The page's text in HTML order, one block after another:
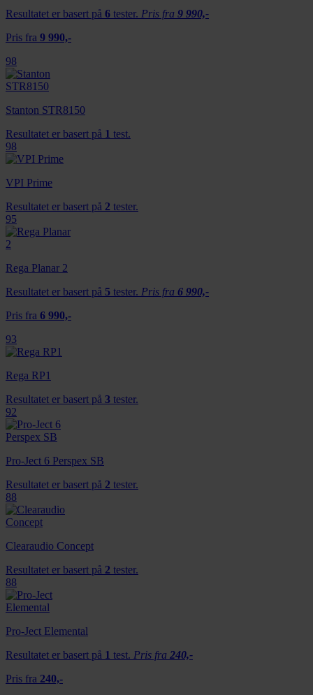
Resultatet er basert på 6 tester. Pris fra 9 990,-
Pris fra 9 990,-
98
Stanton STR8150
Resultatet er basert på 1 test.
98
VPI Prime
Resultatet er basert på 2 tester.
95
Rega Planar 2
Resultatet er basert på 5 tester. Pris fra 6 990,-
Pris fra 6 990,-
93
Rega RP1
Resultatet er basert på 3 tester.
92
Pro-Ject 6 Perspex SB
Resultatet er basert på 2 tester.
88
Clearaudio Concept
Resultatet er basert på 2 tester.
88
Pro-Ject Elemental
Resultatet er basert på 1 test. Pris fra 240,-
Pris fra 240,-